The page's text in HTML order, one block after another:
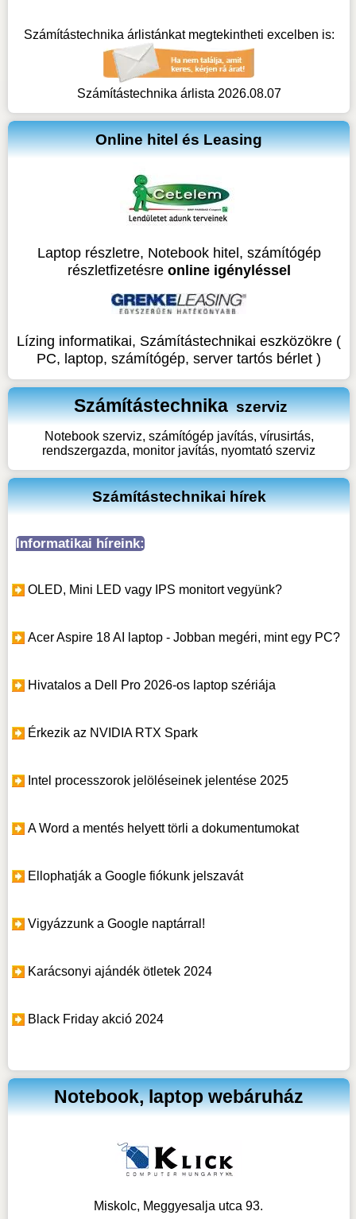
Számítástechnika árlistánkat megtekintheti excelben is:
Számítástechnika árlista 2026.08.07
Online hitel és Leasing
Laptop részletre, Notebook hitel, számítógép
részletfizetésre online igényléssel
Lízing informatikai, Számítástechnikai eszközökre (
PC, laptop, számítógép, server tartós bérlet )
Számítástechnika szerviz
Notebook szerviz, számítógép javítás, vírusirtás,
rendszergazda, monitor javítás, nyomtató szerviz
Számítástechnikai hírek
Informatikai híreink:
OLED, Mini LED vagy IPS monitort vegyünk?
Acer Aspire 18 AI laptop - Jobban megéri, mint egy PC?
Hivatalos a Dell Pro 2026-os laptop szériája
Érkezik az NVIDIA RTX Spark
Intel processzorok jelöléseinek jelentése 2025
A Word a mentés helyett törli a dokumentumokat
Ellophatják a Google fiókunk jelszavát
Vigyázzunk a Google naptárral!
Karácsonyi ajándék ötletek 2024
Black Friday akció 2024
Notebook, laptop webáruház
Miskolc, Meggyesalja utca 93.